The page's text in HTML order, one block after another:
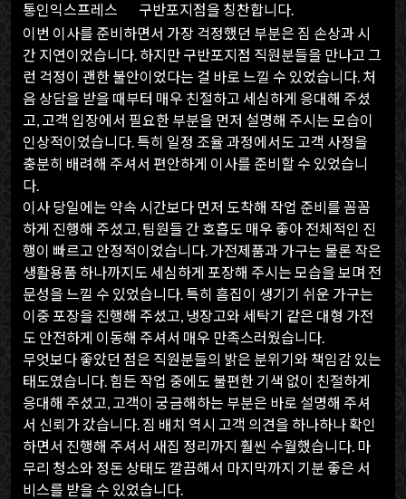
통인익스프레스
구반포지점을 칭찬합니다.
이번 이사를 준비하면서 가장 걱정했던 부분은 짐 손상과 시
간 지연이었습니다. 하지만 구반포지점 직원분들을 만나고 그
런 걱정이 괜한 불안이었다는 걸 바로 느낄 수 있었습니다. 처
음 상담을 받을 때부터 매우 친절하고 세심하게 응대해 주셨
고, 고객 입장에서 필요한 부분을 먼저 설명해 주시는 모습이
인상적이었습니다. 특히 일정 조율 과정에서도 고객 사정을
충분히 배려해 주셔서 편안하게 이사를 준비할 수 있었습니
다.
이사 당일에는 약속 시간보다 먼저 도착해 작업 준비를 꼼꼼
하게 진행해 주셨고, 팀원들 간 호흡도 매우 좋아 전체적인 진
행이 빠르고 안정적이었습니다. 가전제품과 가구는 물론 작은
생활용품 하나까지도 세심하게 포장해 주시는 모습을 보며 전
문성을 느낄 수 있었습니다. 특히 흠집이 생기기 쉬운 가구는
이중 포장을 진행해 주셨고, 냉장고와 세탁기 같은 대형 가전
도 안전하게 이동해 주셔서 매우 만족스러웠습니다.
무엇보다 좋았던 점은 직원분들의 밝은 분위기와 책임감 있는
태도였습니다. 힘든 작업 중에도 불편한 기색 없이 친절하게
응대해 주셨고, 고객이 궁금해하는 부분은 바로 설명해 주셔
서 신뢰가 갔습니다. 짐 배치 역시 고객 의견을 하나하나 확인
하면서 진행해 주셔서 새집 정리까지 훨씬 수월했습니다. 마
무리 청소와 정돈 상태도 깔끔해서 마지막까지 기분 좋은 서
비스를 받을 수 있었습니다.